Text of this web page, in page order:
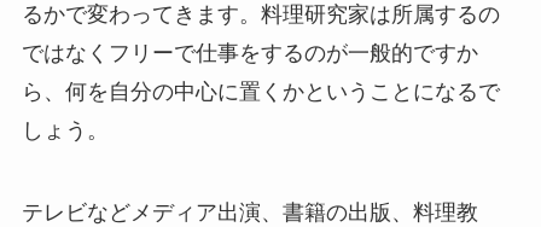
るかで変わってきます。料理研究家は所属するの
ではなくフリーで仕事をするのが一般的ですか
ら、何を自分の中心に置くかということになるで
しょう。
テレビなどメディア出演、書籍の出版、料理教